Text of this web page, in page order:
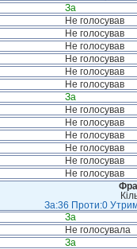
За
Не голосував
Не голосував
Не голосував
Не голосував
Не голосував
Не голосував
За
Не голосував
Не голосував
Не голосував
Не голосував
Не голосував
Не голосував
За:36 Проти:0
За
Не голосувала
За